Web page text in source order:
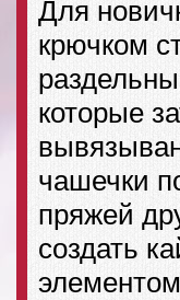
Для
крючком
которые
чашечки
пряжей
создать